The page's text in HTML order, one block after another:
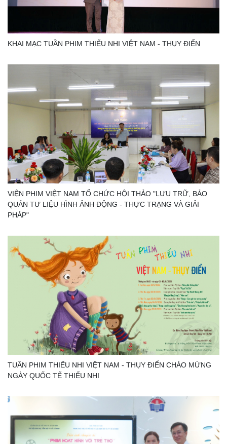
KHAI MẠC TUẦN PHIM THIẾU NHI VIỆT NAM - THỤY ĐIỂN
VIỆN PHIM VIỆT NAM TỔ CHỨC HỘI THẢO "LƯU TRỮ, BẢO
QUẢN TƯ LIỆU HÌNH ẢNH ĐỘNG - THỰC TRẠNG VÀ GIẢI
PHÁP"
TUẦN PHIM THIẾU NHI VIỆT NAM - THỤY ĐIỂN CHÀO MỪNG
NGÀY QUỐC TẾ THIẾU NHI